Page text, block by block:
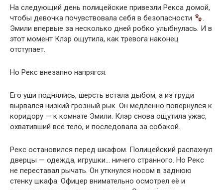
На следующий день полицейские привезли Рекса домой,
чтобы девочка почувствовала себя в безопасности
.
Эмили впервые за несколько дней робко улыбнулась. И в
этот момент Клэр ощутила, как тревога наконец
отступает.
Но Рекс внезапно напрягся.
Его уши поднялись, шерсть встала дыбом, а из груди
вырвался низкий грозный рык. Он медленно повернулся к
коридору — к комнате Эмили. Клэр снова ощутила ужас,
охвативший всё тело, и последовала за собакой.
Рекс остановился перед шкафом. Полицейский распахнул
дверцы — одежда, игрушки… ничего странного. Но Рекс
не переставал рычать. Он уткнулся носом в заднюю
стенку шкафа. Офицер внимательно осмотрел её и